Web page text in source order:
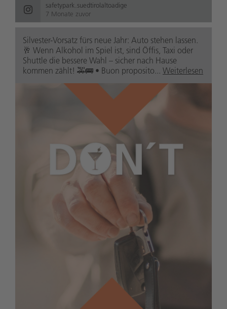
safetypark.suedtirolaltoadige
7 Monate zuvor
Silvester-Vorsatz fürs neue Jahr: Auto stehen lassen.
🥂 Wenn Alkohol im Spiel ist, sind Öffis, Taxi oder
Shuttle die bessere Wahl – sicher nach Hause
kommen zählt! 🚕🚌 • Buon proposito... Weiterlesen